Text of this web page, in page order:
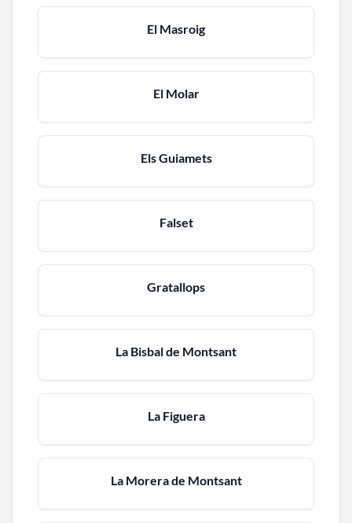
El Masroig
El Molar
Els Guiamets
Falset
Gratallops
La Bisbal de Montsant
La Figuera
La Morera de Montsant